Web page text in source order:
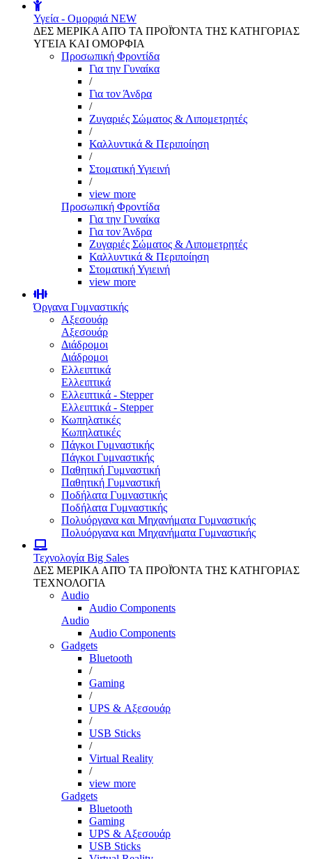
Υγεία - Ομορφιά NEW
ΔΕΣ ΜΕΡΙΚΑ ΑΠΌ ΤΑ ΠΡΟΪΌΝΤΑ ΤΗΣ ΚΑΤΗΓΟΡΙΑΣ
ΥΓΕΙΑ ΚΑΙ ΟΜΟΡΦΙΑ
Προσωπική Φροντίδα
Για την Γυναίκα
/
Για τον Άνδρα
/
Ζυγαριές Σώματος & Λιπομετρητές
/
Καλλυντικά & Περιποίηση
/
Στοματική Υγιεινή
/
view more
Προσωπική Φροντίδα
Για την Γυναίκα
Για τον Άνδρα
Ζυγαριές Σώματος & Λιπομετρητές
Καλλυντικά & Περιποίηση
Στοματική Υγιεινή
view more
Όργανα Γυμναστικής
Αξεσουάρ
Αξεσουάρ
Διάδρομοι
Διάδρομοι
Ελλειπτικά
Ελλειπτικά
Ελλειπτικά - Stepper
Ελλειπτικά - Stepper
Κωπηλατικές
Κωπηλατικές
Πάγκοι Γυμναστικής
Πάγκοι Γυμναστικής
Παθητική Γυμναστική
Παθητική Γυμναστική
Ποδήλατα Γυμναστικής
Ποδήλατα Γυμναστικής
Πολυόργανα και Μηχανήματα Γυμναστικής
Πολυόργανα και Μηχανήματα Γυμναστικής
Τεχνολογία Big Sales
ΔΕΣ ΜΕΡΙΚΑ ΑΠΌ ΤΑ ΠΡΟΪΌΝΤΑ ΤΗΣ ΚΑΤΗΓΟΡΙΑΣ
ΤΕΧΝΟΛΟΓΙΑ
Audio
Audio Components
Audio
Audio Components
Gadgets
Bluetooth
/
Gaming
/
UPS & Αξεσουάρ
/
USB Sticks
/
Virtual Reality
/
view more
Gadgets
Bluetooth
Gaming
UPS & Αξεσουάρ
USB Sticks